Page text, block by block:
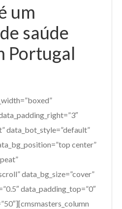
um
saúde
Portugal
data_bot_style=”default”
center”
data_bg_size=”cover”
data_padding_top=”0″